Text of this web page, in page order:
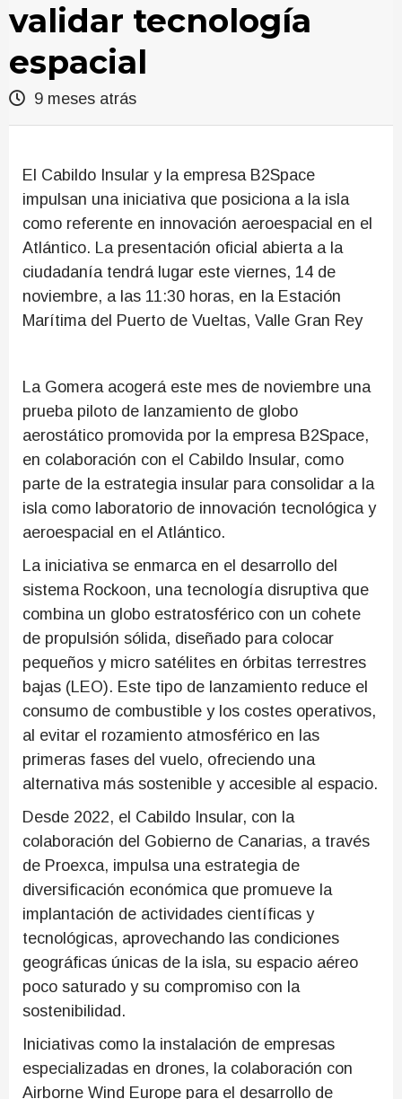
validar tecnología
espacial
9 meses atrás
El Cabildo Insular y la empresa B2Space
impulsan una iniciativa que posiciona a la isla
como referente en innovación aeroespacial en el
Atlántico. La presentación oficial abierta a la
ciudadanía tendrá lugar este viernes, 14 de
noviembre, a las 11:30 horas, en la Estación
Marítima del Puerto de Vueltas, Valle Gran Rey
La Gomera acogerá este mes de noviembre una
prueba piloto de lanzamiento de globo
aerostático promovida por la empresa B2Space,
en colaboración con el Cabildo Insular, como
parte de la estrategia insular para consolidar a la
isla como laboratorio de innovación tecnológica y
aeroespacial en el Atlántico.
La iniciativa se enmarca en el desarrollo del
sistema Rockoon, una tecnología disruptiva que
combina un globo estratosférico con un cohete
de propulsión sólida, diseñado para colocar
pequeños y micro satélites en órbitas terrestres
bajas (LEO). Este tipo de lanzamiento reduce el
consumo de combustible y los costes operativos,
al evitar el rozamiento atmosférico en las
primeras fases del vuelo, ofreciendo una
alternativa más sostenible y accesible al espacio.
Desde 2022, el Cabildo Insular, con la
colaboración del Gobierno de Canarias, a través
de Proexca, impulsa una estrategia de
diversificación económica que promueve la
implantación de actividades científicas y
tecnológicas, aprovechando las condiciones
geográficas únicas de la isla, su espacio aéreo
poco saturado y su compromiso con la
sostenibilidad.
Iniciativas como la instalación de empresas
especializadas en drones, la colaboración con
Airborne Wind Europe para el desarrollo de